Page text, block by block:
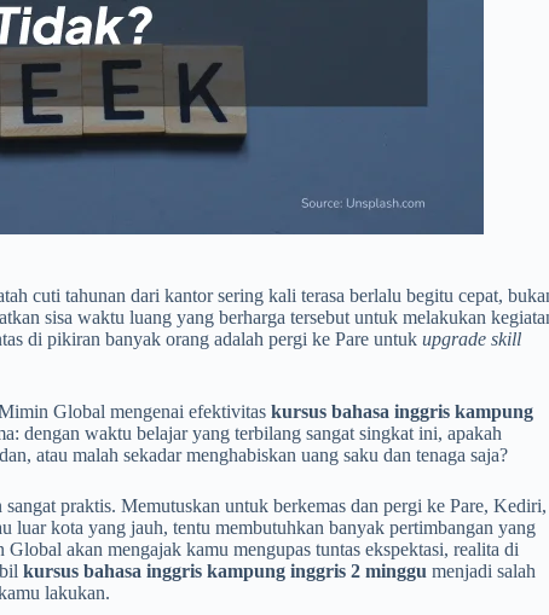
cuti tahunan dari kantor sering kali terasa berlalu begitu cepat,
sisa waktu luang yang berharga tersebut untuk melakukan
di pikiran banyak orang adalah pergi ke Pare untuk upgrade skill
Global mengenai efektivitas kursus bahasa inggris kampung
dengan waktu belajar yang terbilang sangat singkat ini, apakah
atau malah sekadar menghabiskan uang saku dan tenaga saja?
praktis. Memutuskan untuk berkemas dan pergi ke Pare, Kediri,
luar kota yang jauh, tentu membutuhkan banyak pertimbangan yang
akan mengajak kamu mengupas tuntas ekspektasi, realita di
kursus bahasa inggris kampung inggris 2 minggu menjadi salah
lakukan.